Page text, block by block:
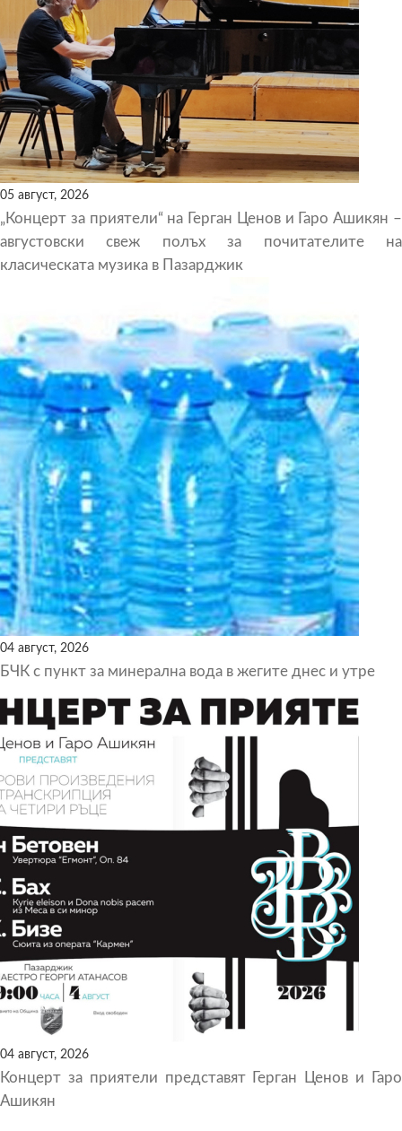
05 август, 2026
„Концерт за приятели“ на Герган Ценов и Гаро Ашикян –
августовски свеж полъх за почитателите на
класическата музика в Пазарджик
04 август, 2026
БЧК с пункт за минерална вода в жегите днес и утре
04 август, 2026
Концерт за приятели представят Герган Ценов и Гаро
Ашикян